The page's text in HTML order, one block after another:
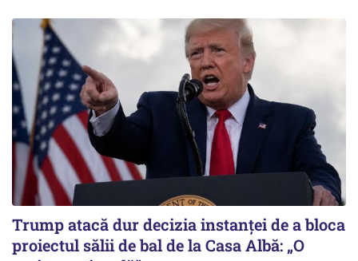
Trump atacă dur decizia instanţei de a bloca
proiectul sălii de bal de la Casa Albă: „O